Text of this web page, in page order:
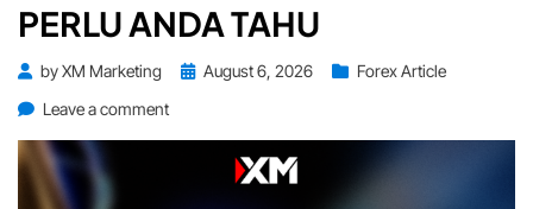
PERLU ANDA TAHU
byXM Marketing
PostedAugust 6, 2026
Forex Article
Leave a commenton